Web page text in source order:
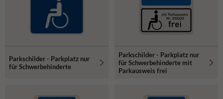
Parkschilder - Parkplatz nur
für Schwerbehinderte
Parkschilder - Parkplatz nur
für Schwerbehinderte mit
Parkausweis frei